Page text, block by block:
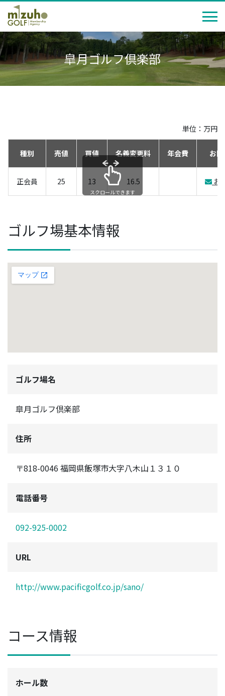
皐月ゴルフ倶楽部
単位：万円
種別 売値 買値 名義変更料 年会費 お
正会員 25 13 16.5 お
スクロールできます
ゴルフ場基本情報
ゴルフ場名
皐月ゴルフ倶楽部
住所
〒818-0046 福岡県飯塚市大字八木山１３１０
電話番号
092-925-0002
URL
http://www.pacificgolf.co.jp/sano/
コース情報
ホール数